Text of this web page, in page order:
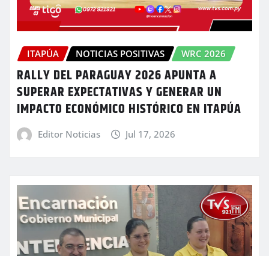
ITAPÚA NOTICIAS POSITIVAS WRC 2026
RALLY DEL PARAGUAY 2026 APUNTA A
SUPERAR EXPECTATIVAS Y GENERAR UN
IMPACTO ECONÓMICO HISTÓRICO EN ITAPÚA
Editor Noticias Jul 17, 2026